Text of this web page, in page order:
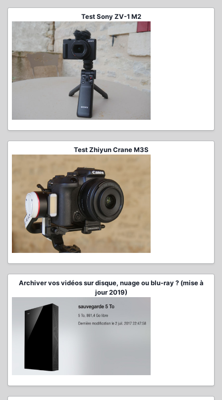
Test Sony ZV-1 M2
Test Zhiyun Crane M3S
Archiver vos vidéos sur disque, nuage ou blu-ray ? (mise à
jour 2019)